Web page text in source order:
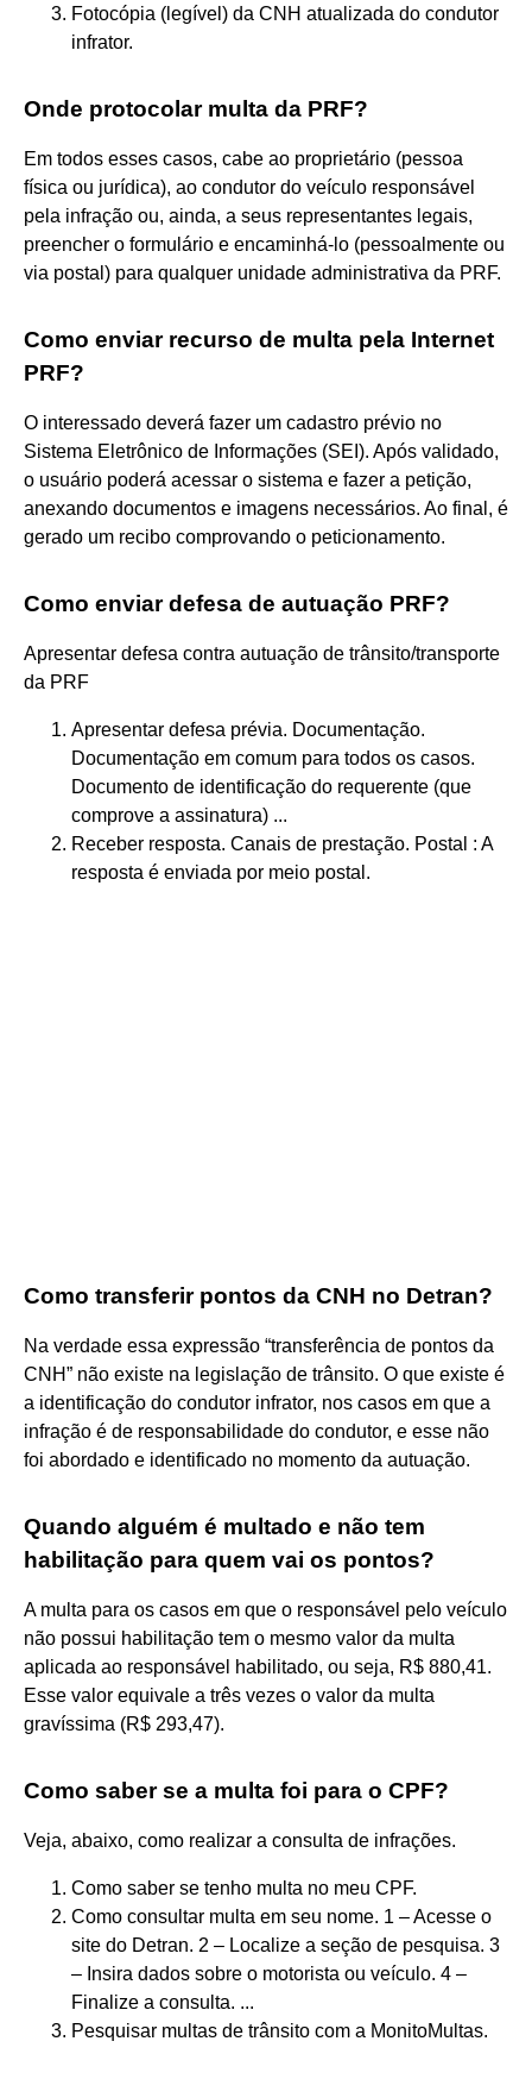
Fotocópia (legível) da CNH atualizada do condutor
infrator.
Onde protocolar multa da PRF?
Em todos esses casos, cabe ao proprietário (pessoa
física ou jurídica), ao condutor do veículo responsável
pela infração ou, ainda, a seus representantes legais,
preencher o formulário e encaminhá-lo (pessoalmente ou
via postal) para qualquer unidade administrativa da PRF.
Como enviar recurso de multa pela Internet
PRF?
O interessado deverá fazer um cadastro prévio no
Sistema Eletrônico de Informações (SEI). Após validado,
o usuário poderá acessar o sistema e fazer a petição,
anexando documentos e imagens necessários. Ao final, é
gerado um recibo comprovando o peticionamento.
Como enviar defesa de autuação PRF?
Apresentar defesa contra autuação de trânsito/transporte
da PRF
Apresentar defesa prévia. Documentação.
Documentação em comum para todos os casos.
Documento de identificação do requerente (que
comprove a assinatura) ...
Receber resposta. Canais de prestação. Postal : A
resposta é enviada por meio postal.
Como transferir pontos da CNH no Detran?
Na verdade essa expressão “transferência de pontos da
CNH” não existe na legislação de trânsito. O que existe é
a identificação do condutor infrator, nos casos em que a
infração é de responsabilidade do condutor, e esse não
foi abordado e identificado no momento da autuação.
Quando alguém é multado e não tem
habilitação para quem vai os pontos?
A multa para os casos em que o responsável pelo veículo
não possui habilitação tem o mesmo valor da multa
aplicada ao responsável habilitado, ou seja, R$ 880,41.
Esse valor equivale a três vezes o valor da multa
gravíssima (R$ 293,47).
Como saber se a multa foi para o CPF?
Veja, abaixo, como realizar a consulta de infrações.
Como saber se tenho multa no meu CPF.
Como consultar multa em seu nome. 1 – Acesse o
site do Detran. 2 – Localize a seção de pesquisa. 3
– Insira dados sobre o motorista ou veículo. 4 –
Finalize a consulta. ...
Pesquisar multas de trânsito com a MonitoMultas.